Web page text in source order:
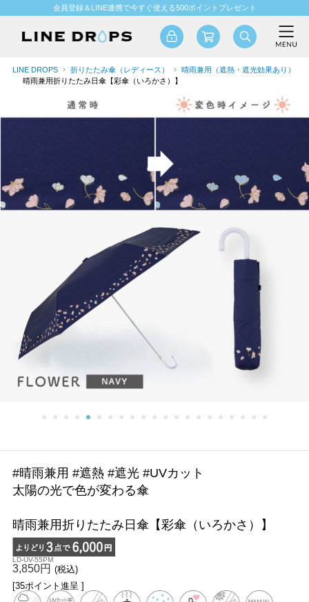
会員登録＆LINE連携で今すぐ使える500ポイントプレゼント
LINE DROPS 折りたたみ傘（レディース）
晴雨兼用（遮熱・遮光効果あり）
晴雨兼用折りたたみ日傘【彩傘（いろかさ）】
#晴雨兼用 #遮熱 #遮光 #UVカット
太陽の光で色が変わる傘
晴雨兼用折りたたみ日傘【彩傘（いろかさ）】
LD-UV-55PM
3,850円 (税込)
[35ポイント進呈 ]